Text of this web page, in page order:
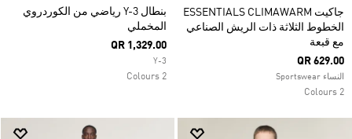
جاكيت ESSENTIALS CLIMAWARM
الخطوط الثلاثة ذات الريش الصناعي
مع قبعة
QR 629.00
النساء Sportswear
2 Colours
بنطال Y-3 رياضي من الكوردروي
المخملي
QR 1,329.00
Y-3
2 Colours